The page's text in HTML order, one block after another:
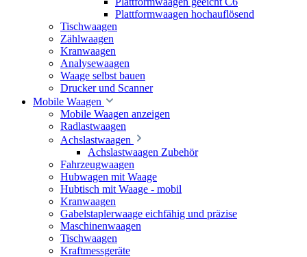
Plattformwaagen hochauflösend
Tischwaagen
Zählwaagen
Kranwaagen
Analysewaagen
Waage selbst bauen
Drucker und Scanner
Mobile Waagen
Mobile Waagen anzeigen
Radlastwaagen
Achslastwaagen
Achslastwaagen Zubehör
Fahrzeugwaagen
Hubwagen mit Waage
Hubtisch mit Waage - mobil
Kranwaagen
Gabelstaplerwaage eichfähig und präzise
Maschinenwaagen
Tischwaagen
Kraftmessgeräte